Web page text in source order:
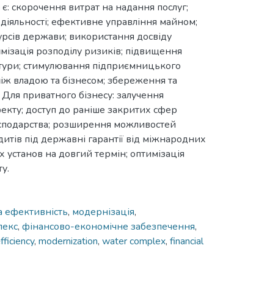
скорочення витрат на надання послуг;
діяльності; ефективне управління майном;
держави; використання досвіду
розподілу ризиків; підвищення
стимулювання підприємницького
владою та бізнесом; збереження та
приватного бізнесу: залучення
доступ до раніше закритих сфер
розширення можливостей
під державні гарантії від міжнародних
установ на довгий термін; оптимізація
ефективність, модернізація,
, фінансово-економічне забезпечення,
, modernization, water complex, financial